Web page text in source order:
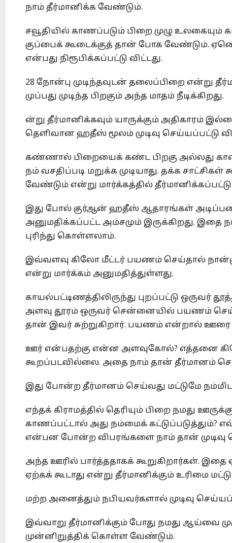
நாம் தீர்மானிக்க வேண்டும்.
சவூதியில் காணப்படும் பிறை முழு உலகையும்
குப்பைக் கூடைக்குத் தான் போக வேண்டும்.
என்பது நிரூபிக்கப்பட்டு விட்டது.
28 நோன்பு முடிந்தவுடன் தலைப்பிறை என்று
முப்பது முடிந்த பிறகும் அந்த மாதம் நீடிக்கிறது.
ன்று தீர்மானிக்கவும் யாருக்கும் அதிகாரம்
தெளிவான ஹதீஸ் மூலம் முடிவு செய்யப்பட்டு
கண்ணால் பிறையைக் கண்ட பிறகு அல்லது
நம் வசதிப்படி மறுக்க முடியாது. தக்க
வேண்டும் என்று மார்க்கத்தில் தீர்மானிக்கப்பட்டு
இது போல் குர்ஆன் ஹதீஸ் ஆதாரங்கள்
அனுமதிக்கப்பட்ட அம்சமும் இருக்கிறது. இதை
புரிந்து கொள்ளலாம்.
இவ்வளவு கிலோ மீட்டர் பயணம் செய்தால்
என்று மார்க்கம் அனுமதித்துள்ளது.
காயல்பட்டிணத்திலிருந்து புறப்பட்டு ஒருவர்
அளவு தூரம் ஒருவர் சென்னையில் பயணம்
தான் இவர் சுற்றுகிறார். பயணம் என்றால்
ஊர் என்பதற்கு என்ன அளவுகோல்? எத்தனை
கூறப்படவில்லை. அதை நாம் தான் தீர்மானம்
இது போன்ற தீர்மானம் செய்வது மட்டுமே
எந்தக் கிராமத்தில் தெரியும் பிறை நமது
காணப்பட்டால் அது நம்மைக் கட்டுப்படுத்தும்?
என்பன போன்ற விபரங்களை நாம் தான் முடிவு
அந்த ஊரில் பார்த்ததாகக் கூறுகிறார்கள்.
ஏற்கக் கூடாது என்று தீர்மானிக்கும் உரிமை
மற்ற அனைத்தும் நபியவர்களால் முடிவு
இவ்வாறு தீர்மானிக்கும் போது நமது ஆய்வை
முன்னிறுத்திக் கொள்ள வேண்டும்.